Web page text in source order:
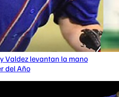
Valdez levantan la mano
del Año